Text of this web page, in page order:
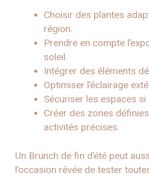
Choisir des plantes
région.
Prendre en compte
soleil.
Intégrer des éléments
Optimiser l’éclairage
Sécuriser les espaces si
Créer des zones
activités précises.
Un Brunch de fin d’été peut
l’occasion rêvée de tester